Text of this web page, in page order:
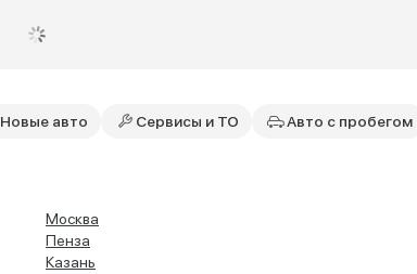
Новые авто Сервисы и ТО Авто с пробегом
Москва
Пенза
Казань